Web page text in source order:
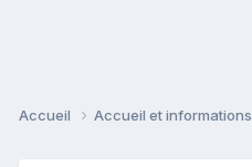
Accueil Accueil et informations